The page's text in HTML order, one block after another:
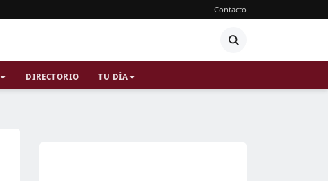
Contacto
DIRECTORIO TU DÍA